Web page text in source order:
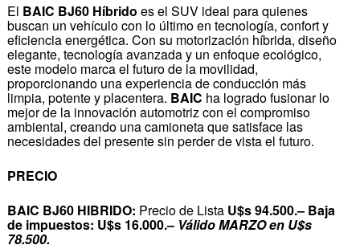
El BAIC BJ60 Híbrido es el SUV ideal para quienes
buscan un vehículo con lo último en tecnología, confort y
eficiencia energética. Con su motorización híbrida, diseño
elegante, tecnología avanzada y un enfoque ecológico,
este modelo marca el futuro de la movilidad,
proporcionando una experiencia de conducción más
limpia, potente y placentera. BAIC ha logrado fusionar lo
mejor de la innovación automotriz con el compromiso
ambiental, creando una camioneta que satisface las
necesidades del presente sin perder de vista el futuro.
PRECIO
BAIC BJ60 HIBRIDO: Precio de Lista U$s 94.500.– Baja
de impuestos: U$s 16.000.– Válido MARZO en U$s
78.500.